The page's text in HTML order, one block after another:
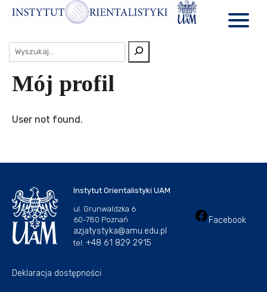
Mój profil
User not found.
Instytut Orientalistyki UAM
ul. Grunwaldzka 6
60-780 Poznań
azjatystyka@amu.edu.pl
tel: +48 61 829 2915
Facebook
Deklaracja dostępności